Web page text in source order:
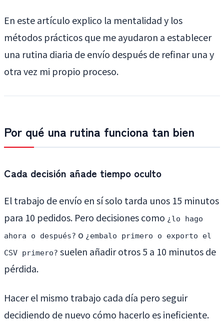
En este artículo explico la mentalidad y los
métodos prácticos que me ayudaron a establecer
una rutina diaria de envío después de refinar una y
otra vez mi propio proceso.
Por qué una rutina funciona tan bien
Cada decisión añade tiempo oculto
El trabajo de envío en sí solo tarda unos 15 minutos
para 10 pedidos. Pero decisiones como ¿lo hago
ahora o después? o ¿embalo primero o exporto el
CSV primero? suelen añadir otros 5 a 10 minutos de
pérdida.
Hacer el mismo trabajo cada día pero seguir
decidiendo de nuevo cómo hacerlo es ineficiente.